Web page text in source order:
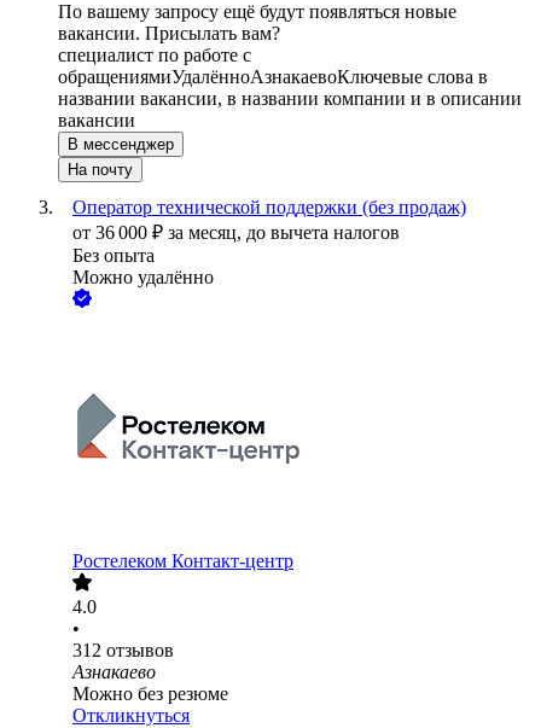
По вашему запросу ещё будут появляться новые
вакансии. Присылать вам?
специалист по работе с
обращениямиУдалённоАзнакаевоКлючевые слова в
названии вакансии, в названии компании и в описании
вакансии
В мессенджер
На почту
Оператор технической поддержки (без продаж)
от 36 000 ₽ за месяц, до вычета налогов
Без опыта
Можно удалённо
Ростелеком Контакт-центр
4.0
•
312 отзывов
Азнакаево
Можно без резюме
Откликнуться